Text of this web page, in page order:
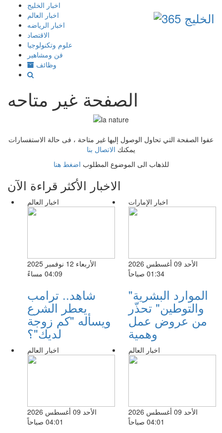
إذهب
المحتوى
اخبار الخليج
اخبار العالم
اخبار الرياضه
الاقتصاد
علوم وتكنولوجيا
فن ومشاهير
وظائف
الصفحة غير متاحه
عفوا الصفحة التي تحاول الوصول إليها غير متاحة ، فى حالة الاستفسارات
يمكنك الاتصال بنا
للذهاب الى الموضوع المطلوب اضغط هنا
الاخبار الأكثر قراءة الآن
اخبار العالم
الأربعاء 12 نوفمبر 2025
04:09 مساءً
شاهد.. ترامب
يعطر الشرع
ويسأله "كم زوجة
لديك"؟
اخبار الإمارات
الأحد 09 أغسطس 2026
01:34 صباحاً
"الموارد البشرية
والتوطين" تحذّر
من عروض عمل
وهمية
اخبار العالم
الأحد 09 أغسطس 2026
04:01 صباحاً
اخبار العالم
الأحد 09 أغسطس 2026
04:01 صباحاً